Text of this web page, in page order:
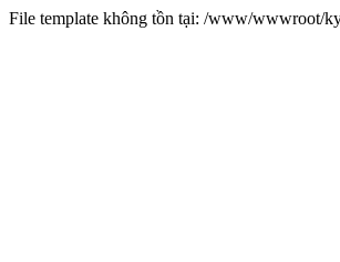
File template không tồn tại: /www/wwwroot/